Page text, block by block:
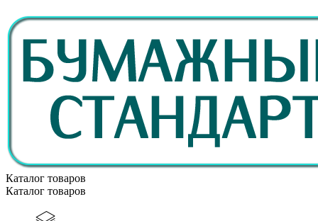
Каталог товаров
Каталог товаров